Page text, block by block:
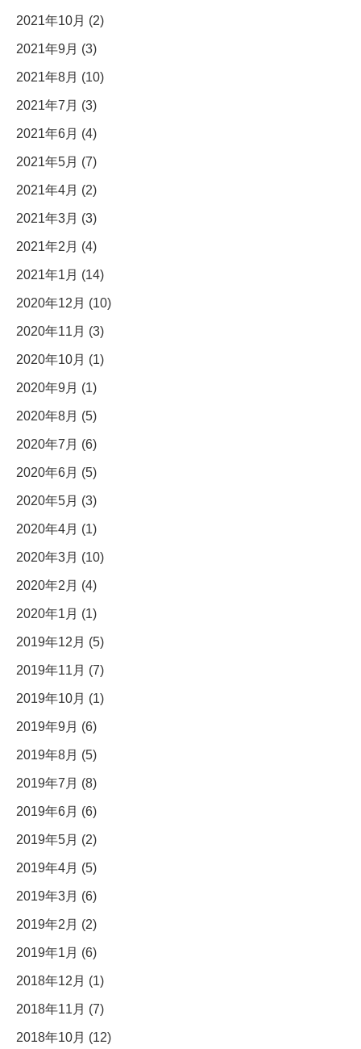
2021年10月 (2)
2021年9月 (3)
2021年8月 (10)
2021年7月 (3)
2021年6月 (4)
2021年5月 (7)
2021年4月 (2)
2021年3月 (3)
2021年2月 (4)
2021年1月 (14)
2020年12月 (10)
2020年11月 (3)
2020年10月 (1)
2020年9月 (1)
2020年8月 (5)
2020年7月 (6)
2020年6月 (5)
2020年5月 (3)
2020年4月 (1)
2020年3月 (10)
2020年2月 (4)
2020年1月 (1)
2019年12月 (5)
2019年11月 (7)
2019年10月 (1)
2019年9月 (6)
2019年8月 (5)
2019年7月 (8)
2019年6月 (6)
2019年5月 (2)
2019年4月 (5)
2019年3月 (6)
2019年2月 (2)
2019年1月 (6)
2018年12月 (1)
2018年11月 (7)
2018年10月 (12)